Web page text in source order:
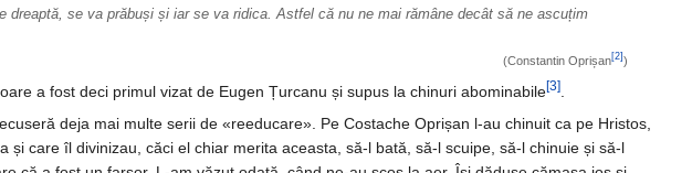
se va prăbuși și iar se va ridica. Astfel că nu ne mai rămâne decât să ne ascuțim
(Constantin Oprișan[2])
a fost deci primul vizat de Eugen Țurcanu și supus la chinuri abominabile[3]
deja mai multe serii de «reeducare». Pe Costache Oprișan l-au chinuit ca pe Hristos,
care îl divinizau, căci el chiar merita aceasta, să-l bată, să-l scuipe, să-l chinuie și să-l